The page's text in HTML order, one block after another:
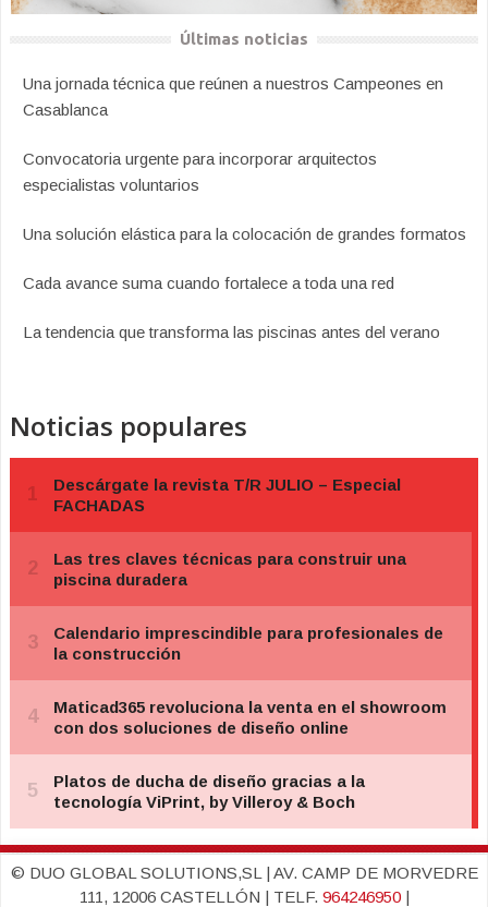
Últimas noticias
Una jornada técnica que reúnen a nuestros Campeones en
Casablanca
Convocatoria urgente para incorporar arquitectos
especialistas voluntarios
Una solución elástica para la colocación de grandes formatos
Cada avance suma cuando fortalece a toda una red
La tendencia que transforma las piscinas antes del verano
Noticias populares
© DUO GLOBAL SOLUTIONS,SL | AV. CAMP DE MORVEDRE
111, 12006 CASTELLÓN | TELF. 964246950|